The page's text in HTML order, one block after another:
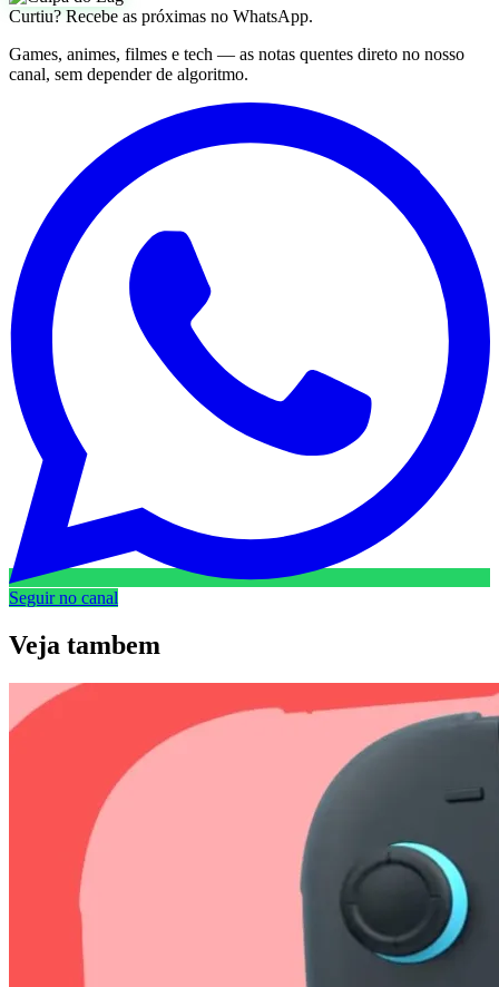
Curtiu? Recebe as próximas no WhatsApp.
Games, animes, filmes e tech — as notas quentes direto no nosso
canal, sem depender de algoritmo.
Seguir no canal
Veja tambem